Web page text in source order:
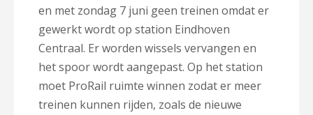
en met zondag 7 juni geen treinen omdat er
gewerkt wordt op station Eindhoven
Centraal. Er worden wissels vervangen en
het spoor wordt aangepast. Op het station
moet ProRail ruimte winnen zodat er meer
treinen kunnen rijden, zoals de nieuwe